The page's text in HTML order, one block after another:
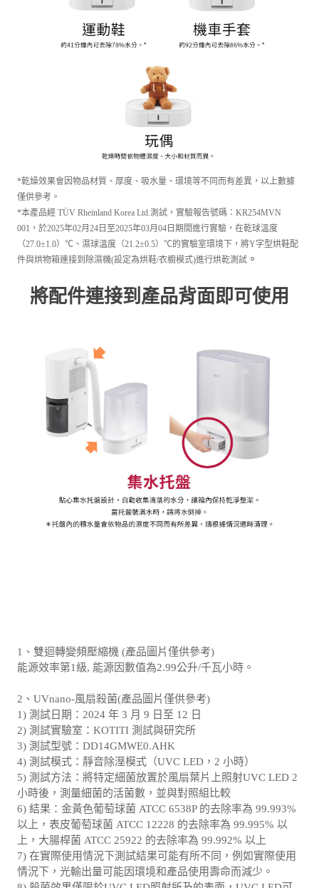
*乾燥效果會因物品材質、厚度、吸水量、環境等不同而有差異，以上數據
僅供參考。
*本產品經 TÜV Rheinland Korea Ltd.測試，實驗報告號碼：KR254MVN
001，於2025年02月24日至2025年03月04日期間進行實驗，在乾球溫度
（27.0±1.0）℃、濕球溫度（21.2±0.5）℃的實驗室環境下，將Y字型烘鞋配
件與烘物箱連接到除濕機(設定為烘鞋/衣櫥模式)進行烘乾測試。
將配件連接到產品背面即可使用
1、雙迴轉變頻壓縮機 (產品圖片僅供參考)
能源效率第1級, 能源因數值為2.99公升/千瓦小時。
2、UVnano-風扇殺菌(產品圖片僅供參考)
1) 測試日期：2024 年 3 月 9 日至 12 日
2) 測試實驗室：KOTITI 測試與研究所
3) 測試型號：DD14GMWE0.AHK
4) 測試模式：靜音除溼模式（UVC LED，2 小時）
5) 測試方法：將特定細菌放置於風扇葉片上照射UVC LED 2
小時後，測量細菌的活菌數，並與對照組比較
6) 結果：金黃色葡萄球菌 ATCC 6538P 的去除率為 99.993%
以上，表皮葡萄球菌 ATCC 12228 的去除率為 99.995% 以
上，大腸桿菌 ATCC 25922 的去除率為 99.992% 以上
7) 在實際使用情況下測試結果可能有所不同，例如實際使用
情況下，光輸出量可能因環境和產品使用壽命而減少。